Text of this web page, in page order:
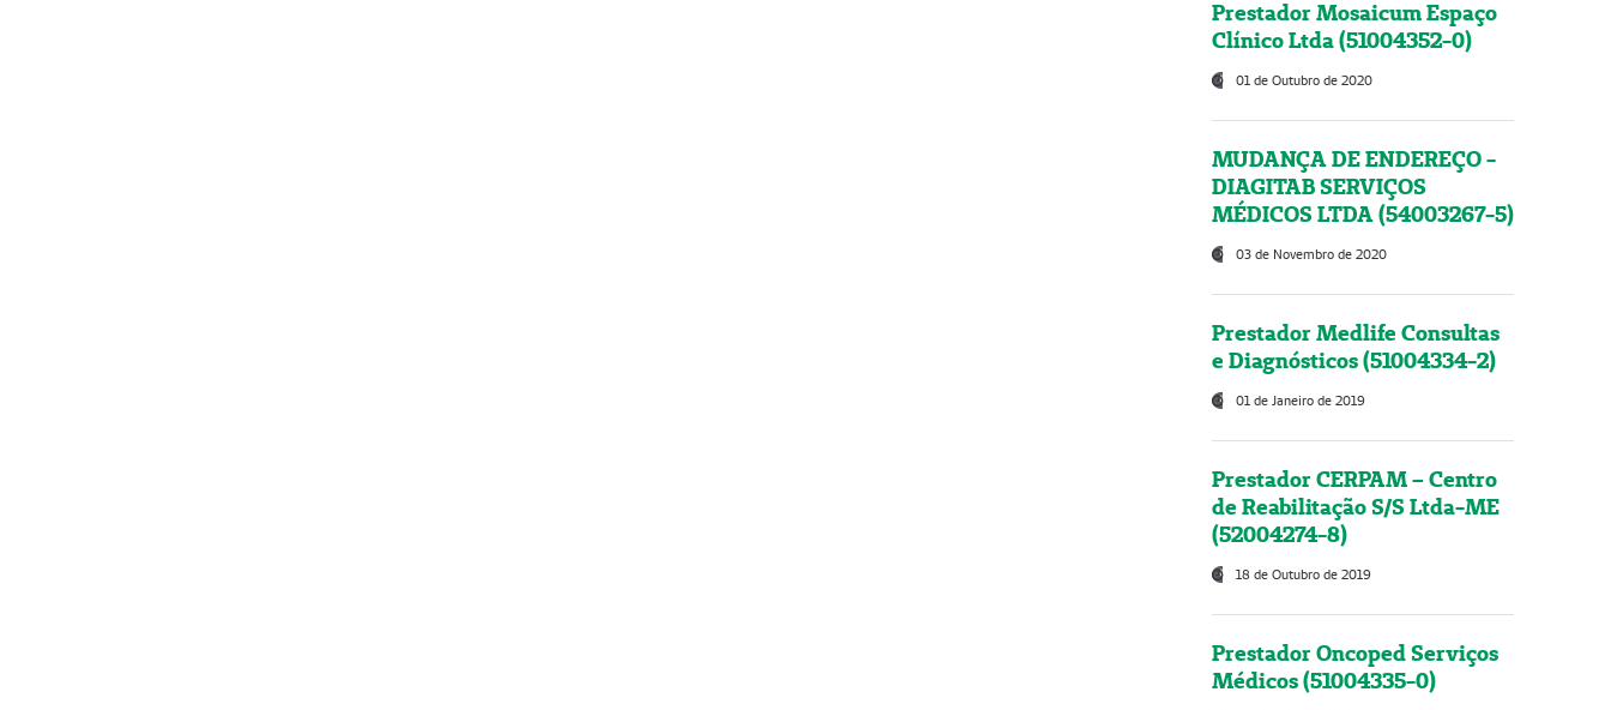
Prestador Mosaicum Espaço
Clínico Ltda (51004352-0)
01 de Outubro de 2020
MUDANÇA DE ENDEREÇO -
DIAGITAB SERVIÇOS
MÉDICOS LTDA (54003267-5)
03 de Novembro de 2020
Prestador Medlife Consultas
e Diagnósticos (51004334-2)
01 de Janeiro de 2019
Prestador CERPAM – Centro
de Reabilitação S/S Ltda-ME
(52004274-8)
18 de Outubro de 2019
Prestador Oncoped Serviços
Médicos (51004335-0)